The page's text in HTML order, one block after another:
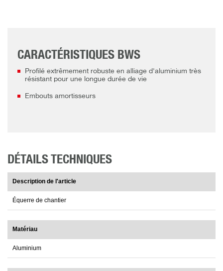
CARACTÉRISTIQUES BWS
Profilé extrêmement robuste en alliage d'aluminium très
résistant pour une longue durée de vie
Embouts amortisseurs
DÉTAILS TECHNIQUES
Description de l'article
Équerre de chantier
Matériau
Aluminium